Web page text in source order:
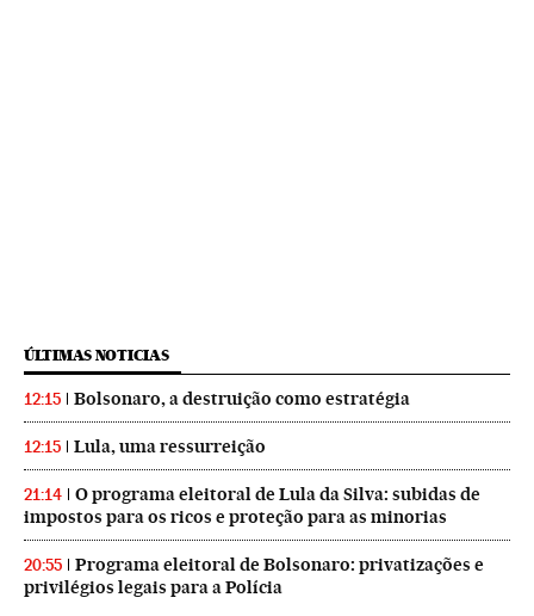
ÚLTIMAS NOTICIAS
12:15 Bolsonaro, a destruição como estratégia
12:15 Lula, uma ressurreição
21:14
O programa eleitoral de Lula da Silva: subidas de
impostos para os ricos e proteção para as minorias
20:55
Programa eleitoral de Bolsonaro: privatizações e
privilégios legais para a Polícia